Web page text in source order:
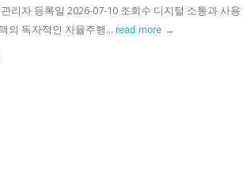
리자 등록일 2026-07-10 조회수 디지털 소통과 사용
의 독자적인 자율주행... read more →